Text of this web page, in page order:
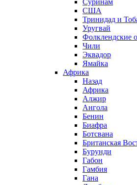
Суринам
США
Тринидад и
Уругвай
Фолклендские
Чили
Эквадор
Ямайка
Африка
Назад
Африка
Алжир
Ангола
Бенин
Биафра
Ботсвана
Британская
Бурунди
Габон
Гамбия
Гана